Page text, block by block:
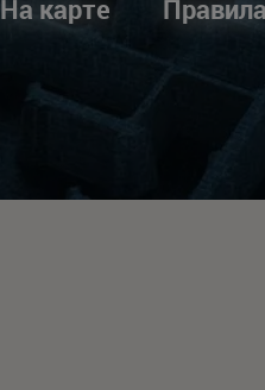
На карте Правила